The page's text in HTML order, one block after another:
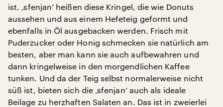
ist. ‚sfenjan‘ heißen diese Kringel, die wie Donuts
aussehen und aus einem Hefeteig geformt und
ebenfalls in Öl ausgebacken werden. Frisch mit
Puderzucker oder Honig schmecken sie natürlich am
besten, aber man kann sie auch aufbewahren und
dann kringelweise in den morgendlichen Kaffee
tunken. Und da der Teig selbst normalerweise nicht
süß ist, bieten sich die ‚sfenjan‘ auch als ideale
Beilage zu herzhaften Salaten an. Das ist in zweierlei